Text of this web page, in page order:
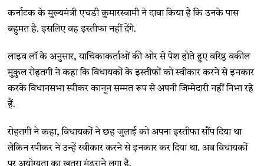
कर्नाटक के मुख्यमंत्री एचडी कुमारस्वामी ने दावा किया है कि उनके पास
बहुमत है. इसलिए वह इस्तीफा नहीं देंगे.
लाइव लॉ के अनुसार, याचिकाकर्ताओं की ओर से पेश होते हुए वरिष्ठ वकील
मुकुल रोहतगी ने कहा कि विधायकों के इस्तीफों को स्वीकार करने से इनकार
करके विधानसभा स्पीकर कानून सम्मत रूप से अपनी जिम्मेदारी नहीं निभा रहे
हैं.
रोहतगी ने कहा, विधायकों ने छह जुलाई को अपना इस्तीफा सौंप दिया था
लेकिन स्पीकर ने उन्हें स्वीकार करने से इनकार कर दिया था. अब विधायकों